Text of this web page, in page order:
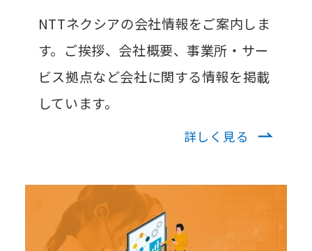
NTTネクシアの会社情報をご案内しま
す。ご挨拶、会社概要、事業所・サー
ビス拠点など会社に関する情報を掲載
しています。
詳しく見る